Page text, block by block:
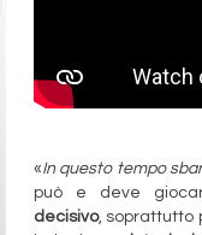
«In questo tempo
può e deve
decisivo, soprattutto